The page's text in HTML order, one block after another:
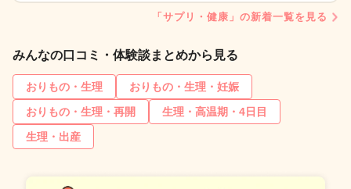
「サプリ・健康」の新着一覧を見る
みんなの口コミ・体験談まとめから見る
おりもの・生理
おりもの・生理・妊娠
おりもの・生理・再開
生理・高温期・4日目
生理・出産